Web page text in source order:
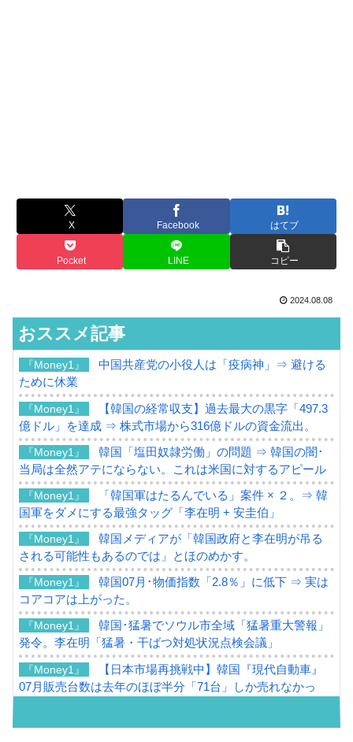
X Facebook はてブ
Pocket LINE コピー
2024.08.08
おススメ記事
『Money1』
中国共産党の小役人は「疫病神」⇒ 避ける
ために休業
『Money1』
【韓国の経常収支】過去最大の黒字「497.3
億ドル」を達成 ⇒ 株式市場から316億ドルの資金流出。
『Money1』
韓国「塩田奴隷労働」の問題 ⇒ 韓国の闇･
当局は全然アテにならない。これは米国に対するアピール
『Money1』
「韓国軍はたるんでいる」案件 × ２。⇒ 韓
国軍をダメにする最強タッグ「李在明 + 安圭伯」
『Money1』
韓国メディアが「韓国政府と李在明が吊る
される可能性もあるのでは」とほのめかす。
『Money1』
韓国07月･物価指数「2.8％」に低下 ⇒ 実は
コアコアは上がった。
『Money1』
韓国･猛暑でソウル市全域「猛暑重大警報」
発令。李在明「猛暑・干ばつ対処状況点検会議」
『Money1』
【日本市場再挑戦中】韓国『現代自動車』
07月販売台数は去年のほぼ半分「71台」しか売れなかっ
『Money1』
韓国「信用赦免を何回やっても、何回やっ